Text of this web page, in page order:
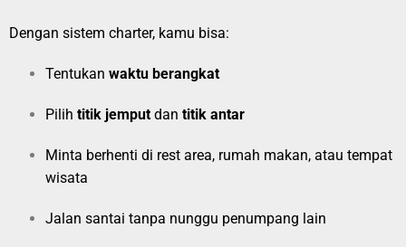
Dengan sistem charter, kamu bisa:
Tentukan waktu berangkat
Pilih titik jemput dan titik antar
Minta berhenti di rest area, rumah makan, atau tempat
wisata
Jalan santai tanpa nunggu penumpang lain